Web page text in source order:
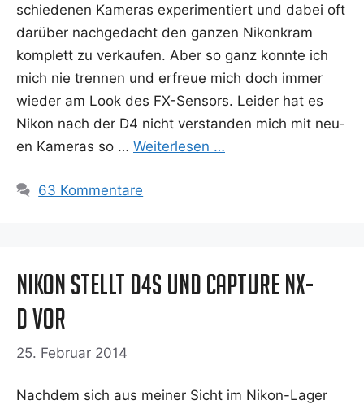
schie­de­nen Kame­ras expe­ri­men­tiert und dabei oft
dar­über nach­ge­dacht den gan­zen Nikon­kram
kom­plett zu ver­kau­fen. Aber so ganz konn­te ich
mich nie tren­nen und erfreue mich doch immer
wie­der am Look des FX-Sen­­sors. Lei­der hat es
Nikon nach der D4 nicht ver­stan­den mich mit neu­
en Kame­ras so … Wei­ter­le­sen …
63 Kommentare
Nikon stellt D4s und Capture NX-
D vor
25. Februar 2014
Nach­dem sich aus mei­ner Sicht im Nikon-Lager